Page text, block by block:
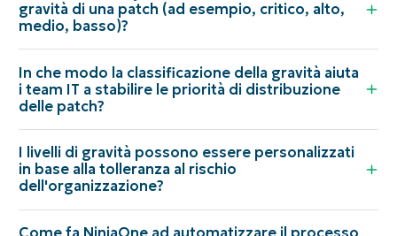
gravità di una patch (ad esempio, critico, alto,
medio, basso)?
In che modo la classificazione della gravità aiuta
i team IT a stabilire le priorità di distribuzione
delle patch?
I livelli di gravità possono essere personalizzati
in base alla tolleranza al rischio
dell'organizzazione?